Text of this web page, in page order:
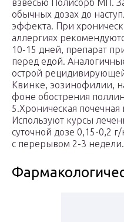
взвесью Полисорб МП.
обычных дозах до
эффекта. При
аллергиях
10-15 дней, препарат
перед едой.
острой
Квинке, эозинофилии,
фоне обострения
5.Хроническая почечная
Используют курсы
суточной дозе 0,15-0,2
с перерывом 2-3 недели.